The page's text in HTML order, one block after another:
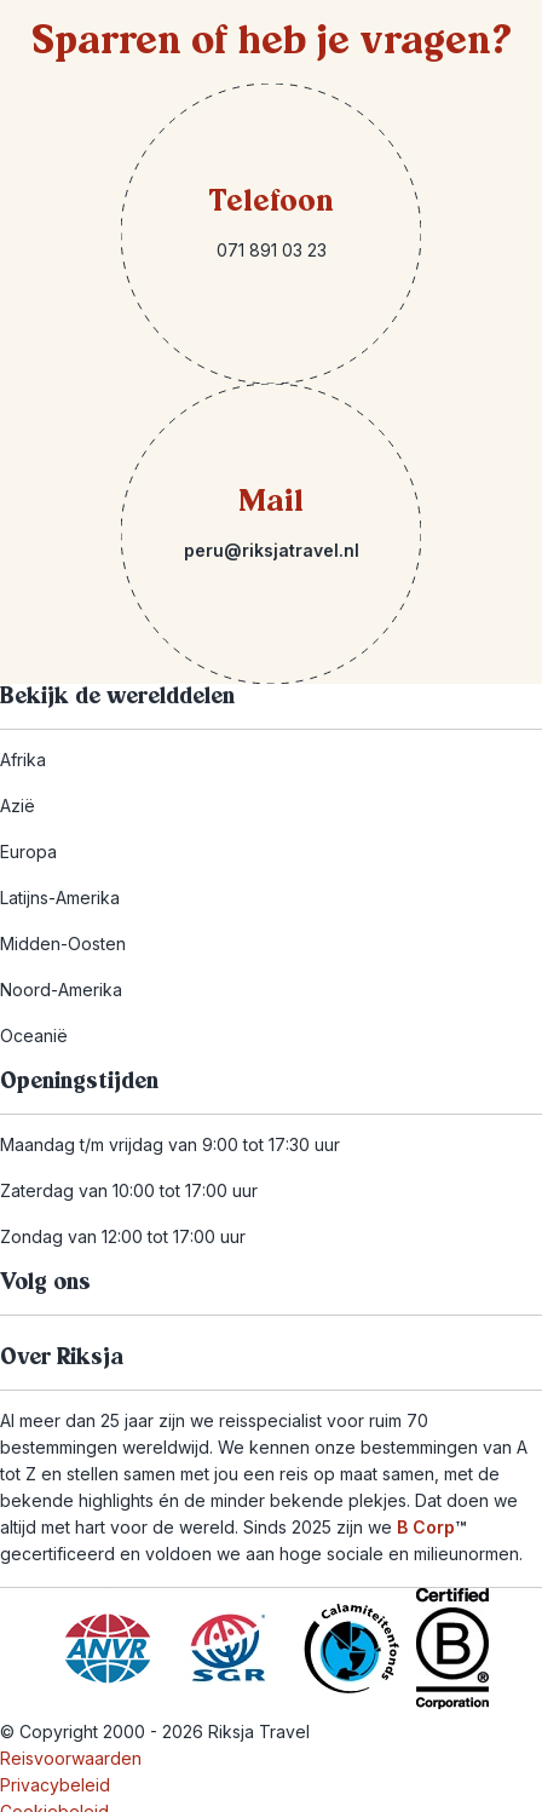
Sparren of heb je vragen?
Telefoon
071 891 03 23
Mail
peru@riksjatravel.nl
Bekijk de werelddelen
Afrika
Azië
Europa
Latijns-Amerika
Midden-Oosten
Noord-Amerika
Oceanië
Openingstijden
Maandag t/m vrijdag van 9:00 tot 17:30 uur
Zaterdag van 10:00 tot 17:00 uur
Zondag van 12:00 tot 17:00 uur
Volg ons
Over Riksja
Al meer dan 25 jaar zijn we reisspecialist voor ruim 70
bestemmingen wereldwijd. We kennen onze bestemmingen van A
tot Z en stellen samen met jou een reis op maat samen, met de
bekende highlights én de minder bekende plekjes. Dat doen we
altijd met hart voor de wereld. Sinds 2025 zijn we B Corp™
gecertificeerd en voldoen we aan hoge sociale en milieunormen.
© Copyright 2000 - 2026 Riksja Travel
Reisvoorwaarden
Privacybeleid